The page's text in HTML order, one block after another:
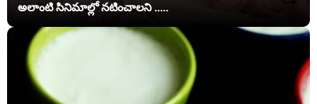
అలాంటి సినిమాల్లో నటించాలని .....